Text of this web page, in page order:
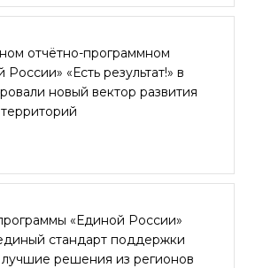
отчётно-программном
«Есть результат!» в
новый вектор развития
«Единой России»
стандарт поддержки
решения из регионов